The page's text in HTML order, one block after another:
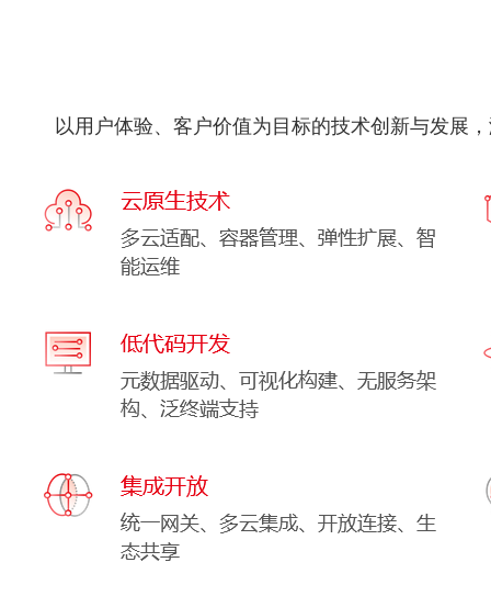
以用户体验、客户价值为目标的技术创新与发展